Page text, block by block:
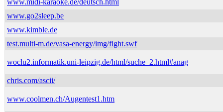
www.midi-karaoke.de/deutsch.html
www.go2sleep.be
www.kimble.de
test.multi-m.de/vasa-energy/img/fight.swf
woclu2.informatik.uni-leipzig.de/html/suche_2.html#anag
chris.com/ascii/
www.coolmen.ch/Augentest1.htm